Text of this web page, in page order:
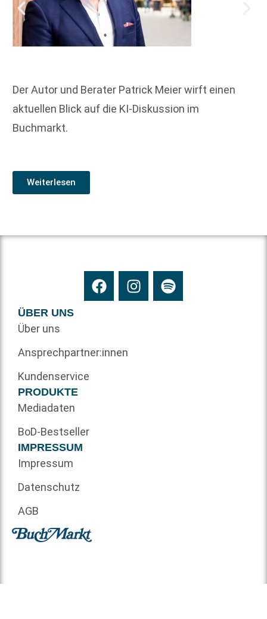
Der Autor und Berater Patrick Meier wirft einen
aktuellen Blick auf die KI-Diskussion im
Buchmarkt.
Weiterlesen
ÜBER UNS
Über uns
Ansprechpartner:innen
Kundenservice
PRODUKTE
Mediadaten
BoD-Bestseller
IMPRESSUM
Impressum
Datenschutz
AGB